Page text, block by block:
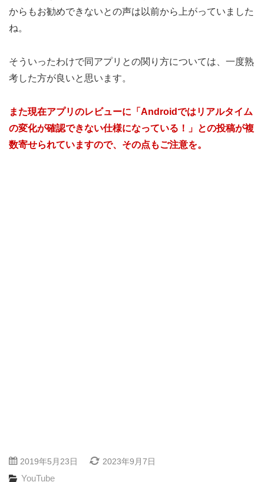
からもお勧めできないとの声は以前から上がっていました
ね。
そういったわけで同アプリとの関り方については、一度熟
考した方が良いと思います。
また現在アプリのレビューに「Androidではリアルタイム
の変化が確認できない仕様になっている！」との投稿が複
数寄せられていますので、その点もご注意を。
2019年5月23日 2023年9月7日
YouTube